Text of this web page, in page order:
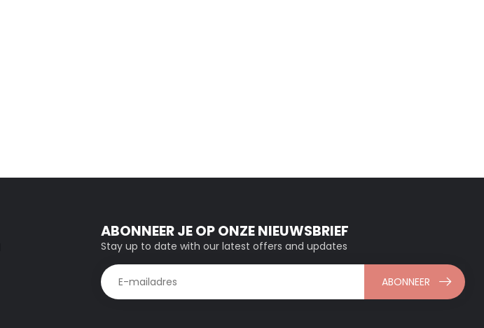
ABONNEER JE OP ONZE NIEUWSBRIEF
Stay up to date with our latest offers and updates
ABONNEER